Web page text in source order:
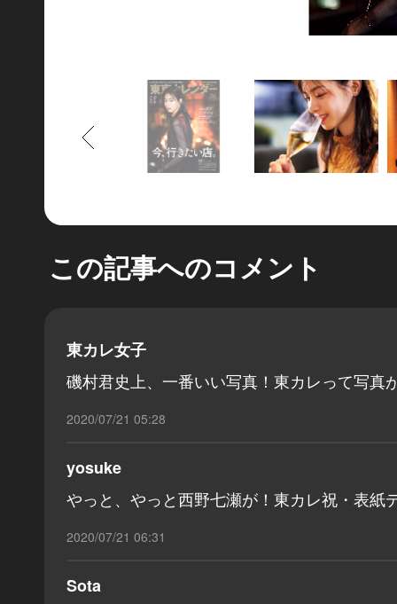
この記事へのコメント
東カレ女子
磯村君史上、一番いい写真！東カレって写真
2020/07/21 05:28
yosuke
やっと、やっと西野七瀬が！東カレ祝・表紙
2020/07/21 06:31
Sota